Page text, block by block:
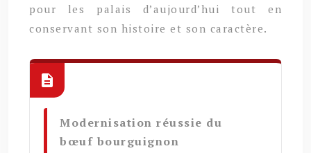
pour les palais d’aujourd’hui tout en
conservant son histoire et son caractère.
Modernisation réussie du
bœuf bourguignon